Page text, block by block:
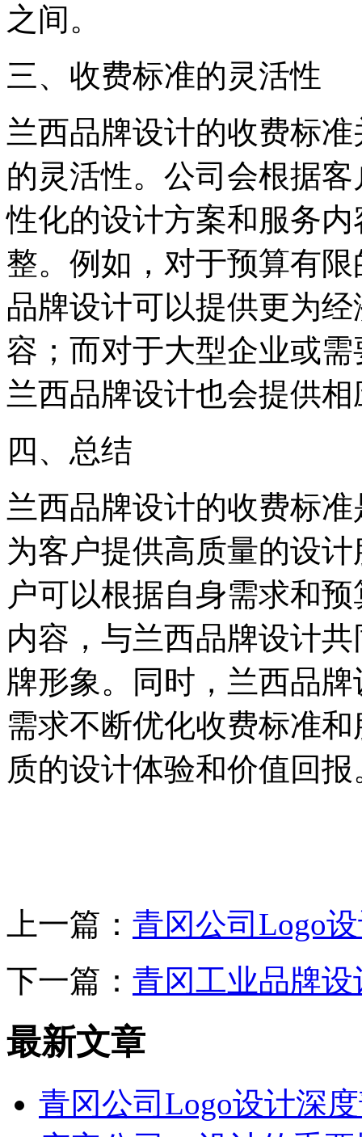
之间。
三、收费标准的灵活性
兰西品牌设计的收费标
的灵活性。公司会根据
性化的设计方案和服务
整。例如，对于预算有
品牌设计可以提供更为
容；而对于大型企业或
兰西品牌设计也会提供
四、总结
兰西品牌设计的收费标
为客户提供高质量的设
户可以根据自身需求和
内容，与兰西品牌设计
牌形象。同时，兰西品
需求不断优化收费标准
质的设计体验和价值回报
上一篇： 青冈公司Logo
下一篇： 青冈工业品牌
最新文章
青冈公司Logo设计深